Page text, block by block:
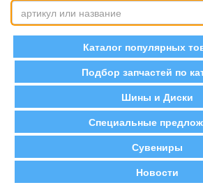
Каталог популярных
Подбор запчастей по
Шины и Диски
Специальные
Сувениры
Новости